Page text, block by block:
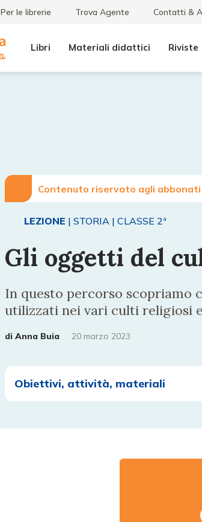
Per le librerie Trova Agente Contatti &
Libri Materiali didattici Riviste
Contenuto riservato agli abbonati
LEZIONE | STORIA| CLASSE 2ª
Gli oggetti del
In questo percorso scopriamo
utilizzati nei vari culti religiosi
di Anna Buia 20 marzo 2023
Obiettivi, attività, materiali